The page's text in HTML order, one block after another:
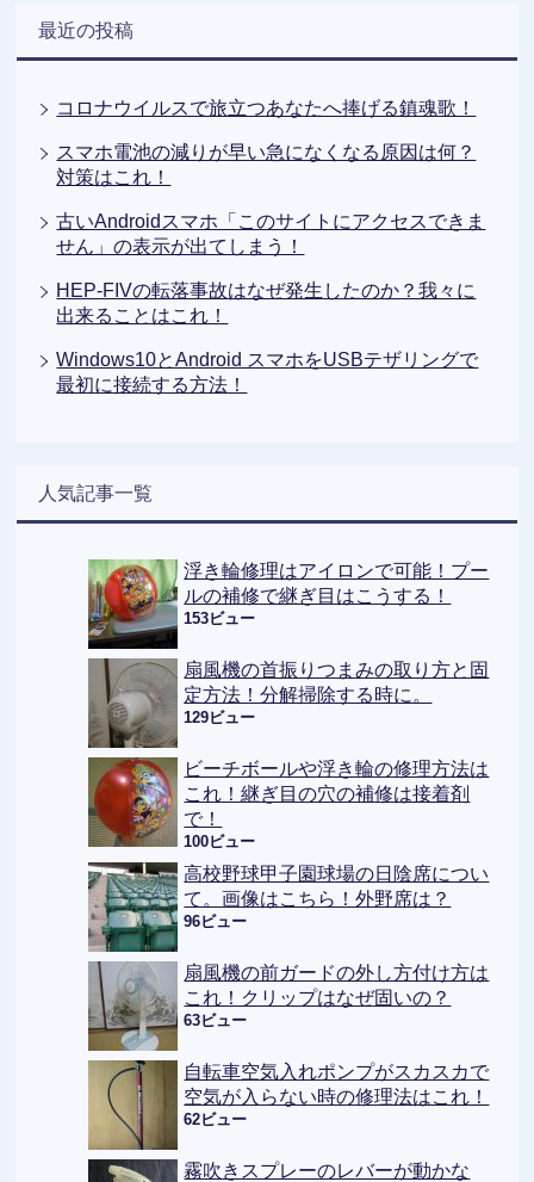
最近の投稿
コロナウイルスで旅立つあなたへ捧げる鎮魂歌！
スマホ電池の減りが早い急になくなる原因は何？
対策はこれ！
古いAndroidスマホ「このサイトにアクセスできま
せん」の表示が出てしまう！
HEP-FIVの転落事故はなぜ発生したのか？我々に
出来ることはこれ！
Windows10とAndroid スマホをUSBテザリングで
最初に接続する方法！
人気記事一覧
浮き輪修理はアイロンで可能！プー
ルの補修で継ぎ目はこうする！
153ビュー
扇風機の首振りつまみの取り方と固
定方法！分解掃除する時に。
129ビュー
ビーチボールや浮き輪の修理方法は
これ！継ぎ目の穴の補修は接着剤
で！
100ビュー
高校野球甲子園球場の日陰席につい
て。画像はこちら！外野席は？
96ビュー
扇風機の前ガードの外し方付け方は
これ！クリップはなぜ固いの？
63ビュー
自転車空気入れポンプがスカスカで
空気が入らない時の修理法はこれ！
62ビュー
霧吹きスプレーのレバーが動かな